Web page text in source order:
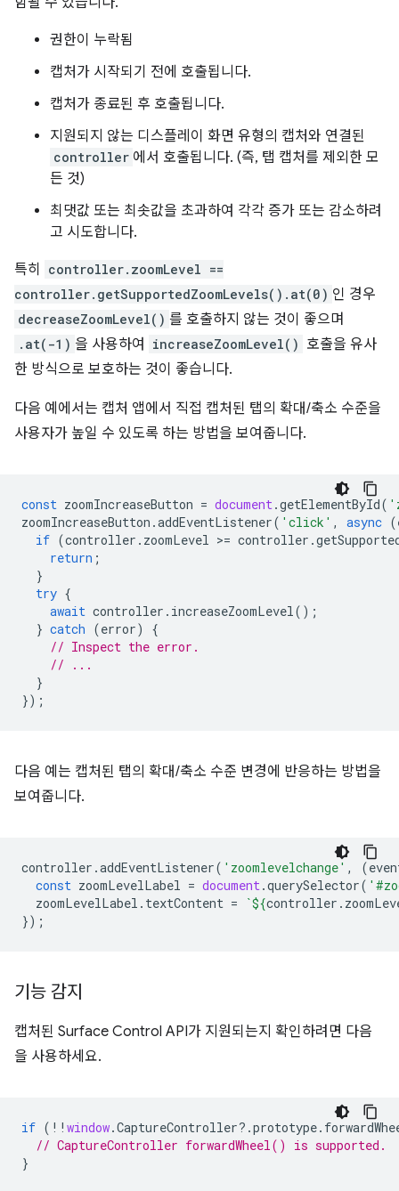
권한이 누락됨
캡처가 시작되기 전에 호출됩니다.
캡처가 종료된 후 호출됩니다.
지원되지 않는 디스플레이 화면 유형의 캡처와 연결된
controller 에서 호출됩니다. (즉, 탭 캡처를 제외한 모
든 것)
최댓값 또는 최솟값을 초과하여 각각 증가 또는 감소하려
고 시도합니다.
특히
controller.zoomLevel ==
controller.getSupportedZoomLevels().at(0) 인 경우
decreaseZoomLevel() 를 호출하지 않는 것이 좋으며
.at(-1) 을 사용하여 increaseZoomLevel() 호출을 유사
한 방식으로 보호하는 것이 좋습니다.
다음 예에서는 캡처 앱에서 직접 캡처된 탭의 확대/축소 수준을
사용자가 높일 수 있도록 하는 방법을 보여줍니다.
const zoomIncreaseButton = document.getElementById(
zoomIncreaseButton .addEventListener( 'click' , async (
if (controller . zoomLevel >= controller .
return ;
}
try {
await controller . increaseZoomLevel();
} catch (error)
{
// Inspect the error.
// ...
}
});
다음 예는 캡처된 탭의 확대/축소 수준 변경에 반응하는 방법을
보여줍니다.
controller .addEventListener( 'zoomlevelchange' , (
const zoomLevelLabel = document.querySelector(
zoomLevelLabel . textContent = `${controller .
});
기능 감지
캡처된 Surface Control API가 지원되는지 확인하려면 다음
을 사용하세요.
if ( !! window.CaptureController? .prototype.
// CaptureController forwardWheel() is supported.
}